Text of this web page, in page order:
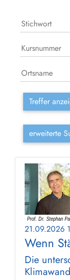
Treffer
erweiterte
21.09.2026
Wenn
Die